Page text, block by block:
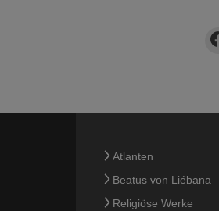
Atlanten
Beatus von Liébana
Religiöse Werke